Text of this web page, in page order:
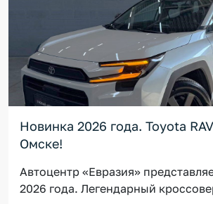
Новинка 2026 года. Toyota
Омске!
Автоцентр «Евразия»
2026 года. Легендарный